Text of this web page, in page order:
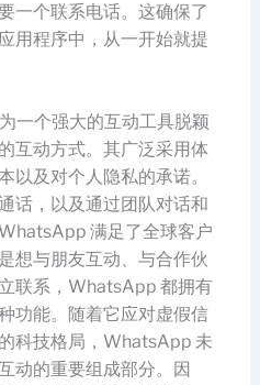
一个联系电话。这确保了
用程序中，从一开始就提
一个强大的互动工具脱颖
互动方式。其广泛采用体
以及对个人隐私的承诺。
话，以及通过团队对话和
满足了全球客户
想与朋友互动、与合作伙
联系，WhatsApp 都拥有
功能。随着它应对虚假信
科技格局，WhatsApp 未
动的重要组成部分。因